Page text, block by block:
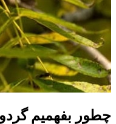
چطور بفهمیم